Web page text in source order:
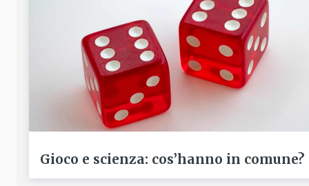
Gioco e scienza: cos’hanno in comune?